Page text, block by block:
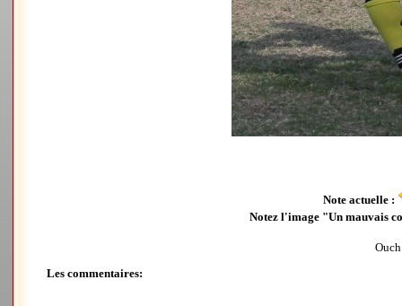
Note actuelle :
Notez l'image "Un mauvais
Les commentaires: